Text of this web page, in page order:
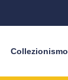
Collezionismo